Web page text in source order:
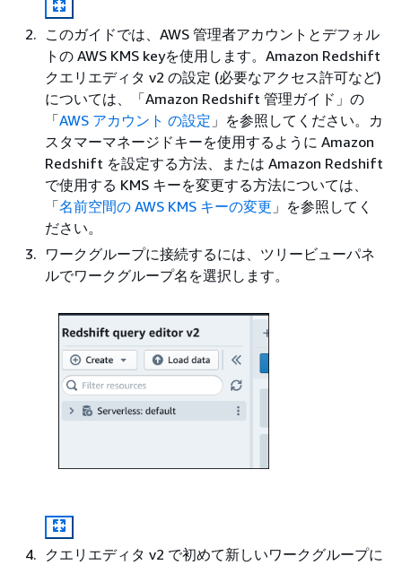
このガイドでは、AWS 管理者アカウントとデフォル
トの AWS KMS keyを使用します。Amazon Redshift
クエリエディタ v2 の設定 (必要なアクセス許可など)
については、「Amazon Redshift 管理ガイド」の
「AWS アカウント の設定 」を参照してください。 カ
スタマーマネージドキーを使用するように Amazon
Redshift を設定する方法、または Amazon Redshift
で使用する KMS キーを変更する方法については、
「名前空間の AWS KMS キーの変更 」を参照してく
ださい。
ワークグループに接続するには、ツリービューパネ
ルでワークグループ名を選択します。
クエリエディタ v2 で初めて新しいワークグループに